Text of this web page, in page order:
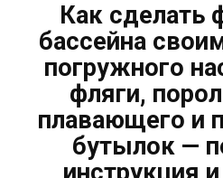
Как сделать
бассейна
погружного
фляги,
плавающего и
бутылок —